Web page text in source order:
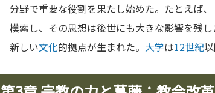
分野で重要な役割を果たし始めた。たとえば、
模索し、その思想は後世にも大きな影響を残し
新しい文化的拠点が生まれた。 大学は12世紀